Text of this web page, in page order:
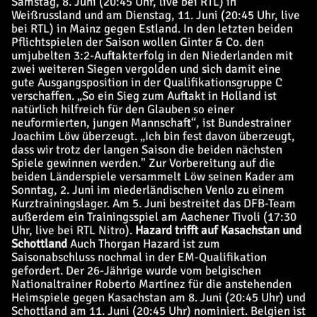
Weißrussland und am Dienstag, 11. Juni (20:45 Uhr, live
bei RTL) in Mainz gegen Estland. In den letzten beiden
Pflichtspielen der Saison wollen Ginter & Co. den
umjubelten 3:2-Auftakterfolg in den Niederlanden mit
zwei weiteren Siegen vergolden und sich damit eine
gute Ausgangsposition in der Qualifikationsgruppe C
verschaffen. „So ein Sieg zum Auftakt in Holland ist
natürlich hilfreich für den Glauben so einer
neuformierten, jungen Mannschaft“, ist Bundestrainer
Joachim Löw überzeugt. „Ich bin fest davon überzeugt,
dass wir trotz der langen Saison die beiden nächsten
Spiele gewinnen werden." Zur Vorbereitung auf die
beiden Länderspiele versammelt Löw seinen Kader am
Sonntag, 2. Juni im niederländischen Venlo zu einem
Kurztrainingslager. Am 5. Juni bestreitet das DFB-Team
außerdem ein Trainingsspiel am Aachener Tivoli (17:30
Uhr, live bei RTL Nitro). Hazard trifft auf Kasachstan und
SchottlandAuch Thorgan Hazard ist zum
Saisonabschluss nochmal in der EM-Qualifikation
gefordert. Der 26-Jährige wurde vom belgischen
Nationaltrainer Roberto Martínez für die anstehenden
Heimspiele gegen Kasachstan am 8. Juni (20:45 Uhr) und
Schottland am 11. Juni (20:45 Uhr) nominiert. Belgien ist